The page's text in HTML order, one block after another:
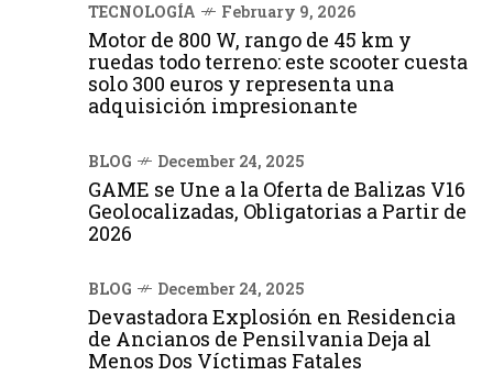
TECNOLOGÍA February 9, 2026
Motor de 800 W, rango de 45 km y
ruedas todo terreno: este scooter cuesta
solo 300 euros y representa una
adquisición impresionante
BLOG December 24, 2025
GAME se Une a la Oferta de Balizas V16
Geolocalizadas, Obligatorias a Partir de
2026
BLOG December 24, 2025
Devastadora Explosión en Residencia
de Ancianos de Pensilvania Deja al
Menos Dos Víctimas Fatales